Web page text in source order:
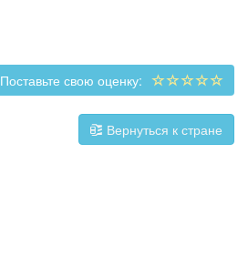
Поставьте свою оценку:
Вернуться к стране